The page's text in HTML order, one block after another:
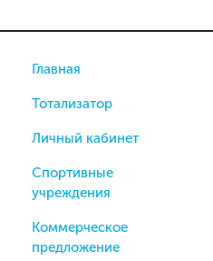
Главная
Тотализатор
Личный кабинет
Спортивные
учреждения
Коммерческое
предложение